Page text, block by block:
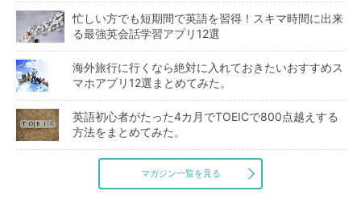
忙しい方でも短期間で英語を習得！スキマ時間に出来
る最強英会話学習アプリ12選
海外旅行に行くなら絶対に入れておきたいおすすめス
マホアプリ12選まとめてみた。
英語初心者がたった4カ月でTOEICで800点越えする
方法をまとめてみた。
マガジン一覧を見る